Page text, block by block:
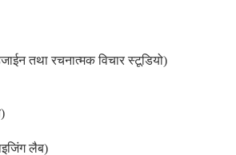
तथा रचनात्मक विचार स्टूडियो)
लैब)